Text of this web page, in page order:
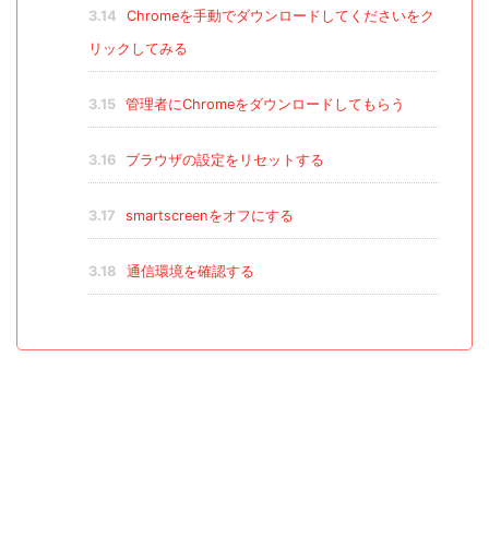
3.14
Chromeを手動でダウンロードしてくださいをク
リックしてみる
3.15 管理者にChromeをダウンロードしてもらう
3.16 ブラウザの設定をリセットする
3.17 smartscreenをオフにする
3.18 通信環境を確認する